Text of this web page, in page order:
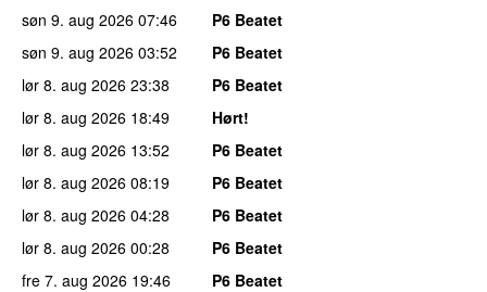
søn 9. aug 2026 07:46
P6 Beatet
søn 9. aug 2026 03:52
P6 Beatet
lør 8. aug 2026 23:38
P6 Beatet
lør 8. aug 2026 18:49
Hørt!
lør 8. aug 2026 13:52
P6 Beatet
lør 8. aug 2026 08:19
P6 Beatet
lør 8. aug 2026 04:28
P6 Beatet
lør 8. aug 2026 00:28
P6 Beatet
fre 7. aug 2026 19:46
P6 Beatet